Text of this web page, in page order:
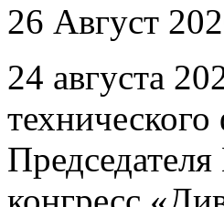
26 Август
24 августа